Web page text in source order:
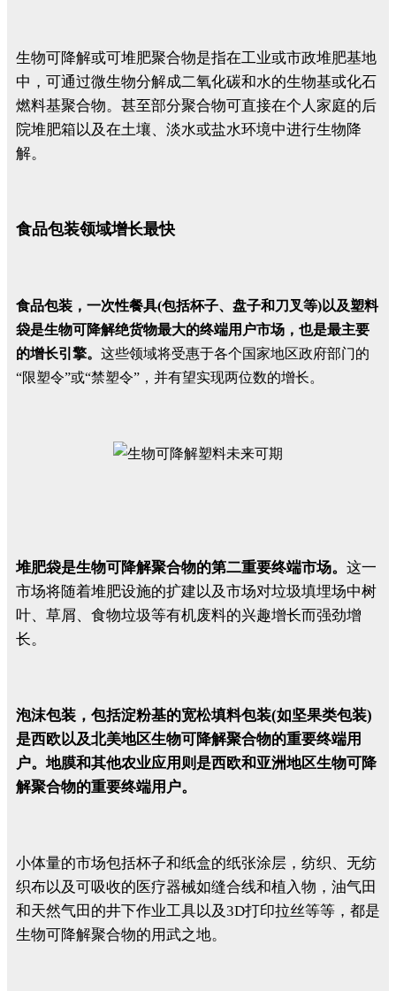
生物可降解或可堆肥聚合物是指在工业或市政堆肥基地
中，可通过微生物分解成二氧化碳和水的生物基或化石
燃料基聚合物。甚至部分聚合物可直接在个人家庭的后
院堆肥箱以及在土壤、淡水或盐水环境中进行生物降
解。
食品包装领域增长最快
食品包装，一次性餐具(包括杯子、盘子和刀叉等)以及塑料
袋是生物可降解绝货物最大的终端用户市场，也是最主要
的增长引擎。 这些领域将受惠于各个国家地区政府部门的
“限塑令”或“禁塑令”，并有望实现两位数的增长。
堆肥袋是生物可降解聚合物的第二重要终端市场。 这一
市场将随着堆肥设施的扩建以及市场对垃圾填埋场中树
叶、草屑、食物垃圾等有机废料的兴趣增长而强劲增
长。
泡沫包装，包括淀粉基的宽松填料包装(如坚果类包装)
是西欧以及北美地区生物可降解聚合物的重要终端用
户。地膜和其他农业应用则是西欧和亚洲地区生物可降
解聚合物的重要终端用户。
小体量的市场包括杯子和纸盒的纸张涂层，纺织、无纺
织布以及可吸收的医疗器械如缝合线和植入物，油气田
和天然气田的井下作业工具以及3D打印拉丝等等，都是
生物可降解聚合物的用武之地。